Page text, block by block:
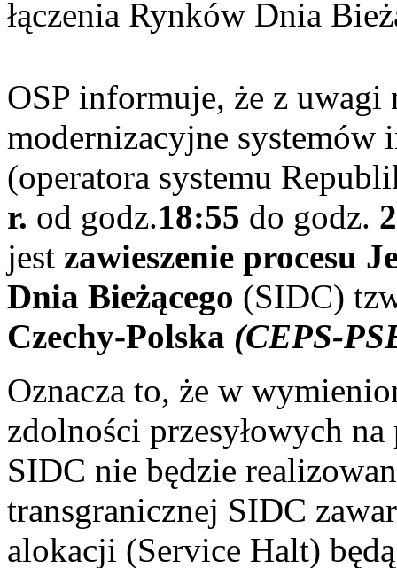
łączenia Rynków Dnia
OSP informuje, że z uwagi
modernizacyjne systemów
(operatora systemu
r. od godz.18:55 do godz.
jest zawieszenie procesu
Dnia Bieżącego (SIDC)
Czechy-Polska (CEPS-
Oznacza to, że w
zdolności przesyłowych
SIDC nie będzie
transgranicznej SIDC
alokacji (Service Halt)